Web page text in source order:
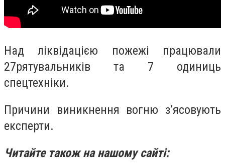
Над ліквідацією пожежі працювали
27рятувальників та 7 одиниць
спецтехніки.
Причини виникнення вогню з’ясовують
експерти.
Читайте також на нашому сайті: